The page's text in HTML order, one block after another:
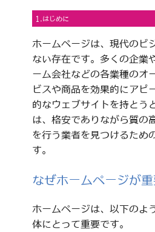
1.はじめに
ホームページは、現代のビ
ない存在です。多くの企業
ーム会社などの各業種のオ
ビスや商品を効果的にアピ
的なウェブサイトを持とう
は、格安でありながら質の
を行う業者を見つけるため
す。
なぜホームページが
ホームページは、以下のよ
体にとって重要です。